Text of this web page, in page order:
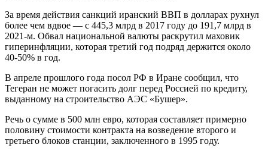
За время действия санкций иранский ВВП в долларах рухнул
более чем вдвое — с 445,3 млрд в 2017 году до 191,7 млрд в
2021-м. Обвал национальной валюты раскрутил маховик
гиперинфляции, которая третий год подряд держится около
40-50% в год.
В апреле прошлого года посол РФ в Иране сообщил, что
Тегеран не может погасить долг перед Россией по кредиту,
выданному на строительство АЭС «Бушер».
Речь о сумме в 500 млн евро, которая составляет примерно
половину стоимости контракта на возведение второго и
третьего блоков станции, заключенного в 1995 году.